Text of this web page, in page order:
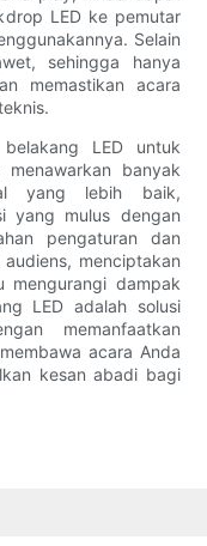
LED ke pemutar
Selain
sehingga hanya
memastikan acara
belakang LED untuk
banyak
yang lebih baik,
yang mulus dengan
pengaturan dan
menciptakan
mengurangi dampak
LED adalah solusi
memanfaatkan
acara Anda
kesan abadi bagi